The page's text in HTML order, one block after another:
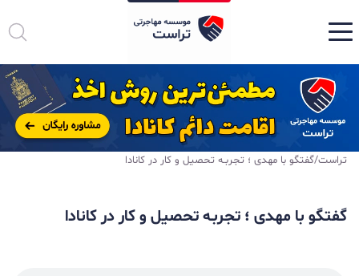
تراست/گفتگو با مهدی ؛ تجربـه تحصیل و کار در کانادا
گفتگو با مهدی ؛ تجربـه تحصیل و کار در کانادا